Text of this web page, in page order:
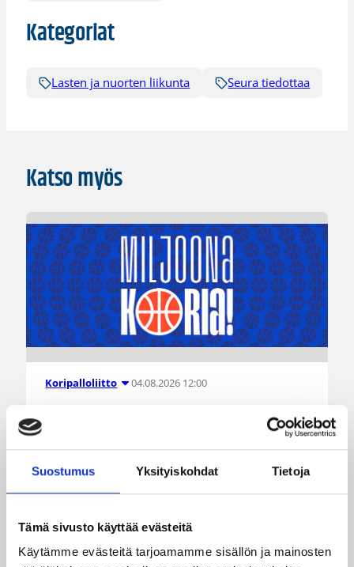
Suostumus Yksityiskohdat Tietoja
Tämä sivusto käyttää evästeitä
Käytämme evästeitä tarjoamamme sisällön ja mainosten
Kategoriat
Lasten ja nuorten liikunta Seura tiedottaa
Katso myös
Koripalloliitto 04.08.2026 12:00
Miljoona koria! -haaste alkaa
17.8.
Haaste tarjoaa seuroille valmiin konseptin
yhteistyötä koulujen kanssa.